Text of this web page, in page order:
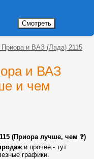
и ВАЗ (Лада) 2115
и ВАЗ
и чем
(Приора лучше, чем ❓)
и прочее - тут
графики.